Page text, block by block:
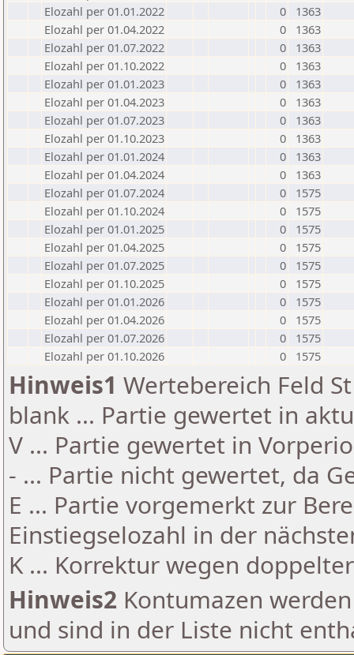
Elozahl per 01.01.2022
0
1363
Elozahl per 01.04.2022
0
1363
Elozahl per 01.07.2022
0
1363
Elozahl per 01.10.2022
0
1363
Elozahl per 01.01.2023
0
1363
Elozahl per 01.04.2023
0
1363
Elozahl per 01.07.2023
0
1363
Elozahl per 01.10.2023
0
1363
Elozahl per 01.01.2024
0
1363
Elozahl per 01.04.2024
0
1363
Elozahl per 01.07.2024
0
1575
Elozahl per 01.10.2024
0
1575
Elozahl per 01.01.2025
0
1575
Elozahl per 01.04.2025
0
1575
Elozahl per 01.07.2025
0
1575
Elozahl per 01.10.2025
0
1575
Elozahl per 01.01.2026
0
1575
Elozahl per 01.04.2026
0
1575
Elozahl per 01.07.2026
0
1575
Elozahl per 01.10.2026
0 1575
Hinweis1 Wertebereich Feld
blank ... Partie gewertet in
V ... Partie gewertet in
- ... Partie nicht gewertet, da
E ... Partie vorgemerkt zur
Einstiegselozahl in der
K ... Korrektur wegen
Hinweis2 Kontumazen
und sind in der Liste nicht